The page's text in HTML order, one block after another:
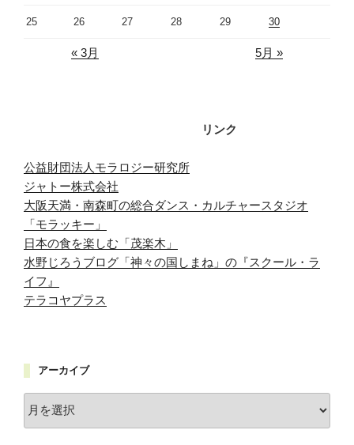
25 26 27 28 29 30
« 3月 5月 »
リンク
公益財団法人モラロジー研究所
ジャトー株式会社
大阪天満・南森町の総合ダンス・カルチャースタジオ
「モラッキー」
日本の食を楽しむ「茂楽木」
水野じろうブログ「神々の国しまね」の『スクール・ラ
イフ』
テラコヤプラス
アーカイブ
ー